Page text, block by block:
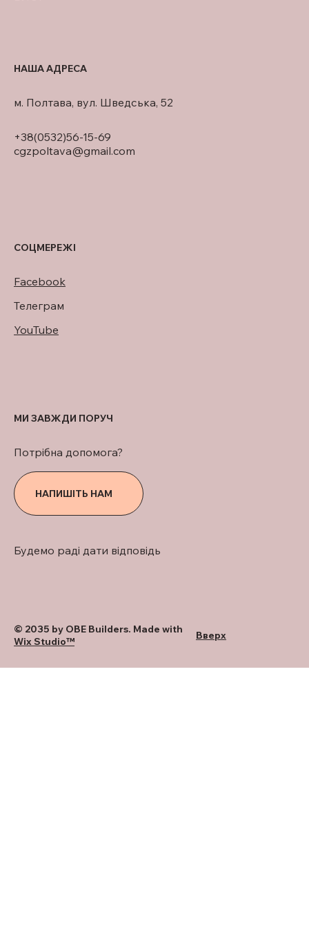
+38(0532)56-15-69
cgzpoltava@gmail.com
м. Полтава, вул. Шведська, 52
НАША АДРЕСА
СОЦМЕРЕЖІ
Facebook
Телеграм
YouTube
Будемо раді дати відповідь
НАПИШІТЬ НАМ
Потрібна допомога?
МИ ЗАВЖДИ ПОРУЧ
© 2035 by OBE Builders. Made with
Wix Studio™
Вверх